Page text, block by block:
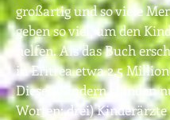
großartig und so viele
geben so viel, um den
helfen. Als das Buch
in Eritrea etwa 2,5
Diesen Kindern standen
Worten: drei)